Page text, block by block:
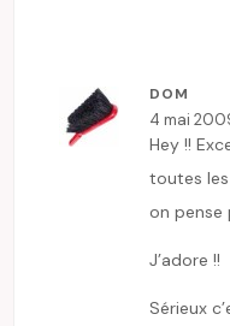
DOM
4 mai
Hey !!
toutes
on pense
J’adore !!
Sérieux